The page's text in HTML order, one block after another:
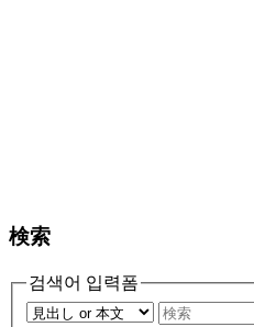
検索
검색어 입력폼